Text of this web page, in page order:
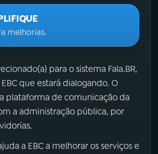
melhorias.
para o sistema Fala.BR,
que estará dialogando. O
plataforma de comunicação da
a administração pública, por
a EBC a melhorar os serviços e